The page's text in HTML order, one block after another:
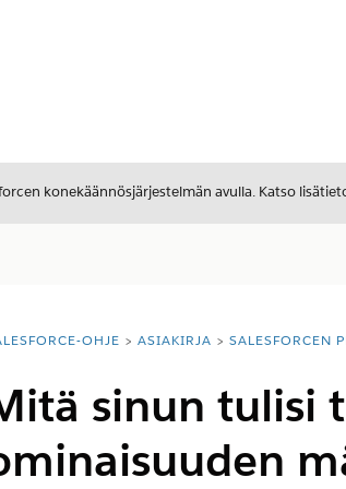
konekäännösjärjestelmän avulla. Katso
tässä: OHJE ASIAKIRJA SALESFORCEN
sinun tulisi